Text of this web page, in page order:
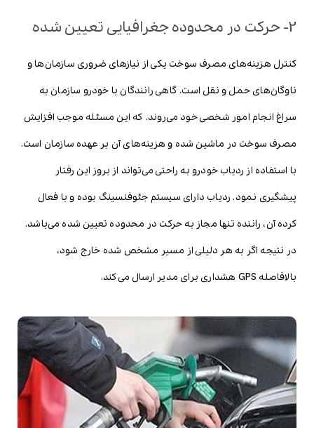
2- حرکت در محدوده جغرافیایی تعیین شده
کنترل هزینه‌های مصرف سوخت یکی از نیازهای ضروری سازمان‌ها و
ناوگان‌های حمل و نقل است. گاهی رانندگان با خودرو سازمان به
سراغ انجام امور شخصی خود می‌روند. که این مسئله موجب افزایش
مصرف سوخت در ماشین شده و هزینه‌های آن بر عهده سازمان است.
با استفاده از ردیاب خودرو به راحتی می‌تواند از بروز این رفتار
پیشگیری نمود. ردیاب دارای سیستم جئوفنسینگ بوده و با فعال
کرده آن، راننده تنها مجاز به حرکت در محدوده تعیین شده می‌باشد.
در نتیجه اگر به هر دلیلی از مسیر مشخص شده خارج شود،
بالافاصله GPS هشداری برای مدیر ارسال می‌کند.